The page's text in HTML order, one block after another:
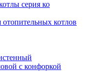
серия ко
отопительных котлов
с конфоркой